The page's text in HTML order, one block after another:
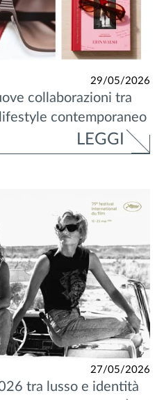
29/05/2026
collaborazioni tra
contemporaneo
LEGGI
27/05/2026
tra lusso e identità